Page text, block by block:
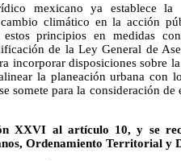
mexicano ya establece
climático en la acción
principios en medidas
de la Ley General de
incorporar disposiciones sobre
la planeación urbana con
somete para la consideración
XXVI al artículo 10, y se
Ordenamiento Territorial y